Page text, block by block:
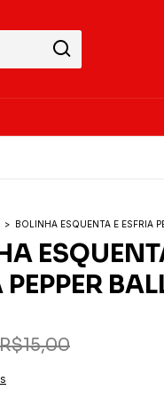
> BOLINHA ESQUENTA E ESFRIA
PEPPER
R$15,00